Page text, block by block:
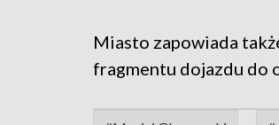
Miasto zapowiada
fragmentu dojazdu do